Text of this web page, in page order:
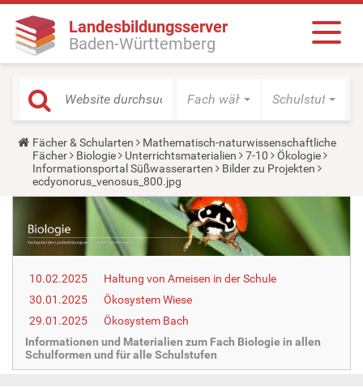
Landesbildungsserver
Baden-Württemberg
Fach wählen Schulstufe
Y
o
u
a
r
e
r
e
Fächer & Schularten
Mathematisch-naturwissenschaftliche
Fächer
Biologie Unterrichtsmaterialien 7-10
Ökologie
Informationsportal Süßwasserarten
Bilder zu Projekten
ecdyonorus_venosus_800.jpg
10.02.2025
Haltung von Ameisen in der Schule
30.01.2025
Ökosystem Wiese
29.01.2025
Ökosystem Bach
Informationen und Materialien zum Fach Biologie in allen
Schulformen und für alle Schulstufen